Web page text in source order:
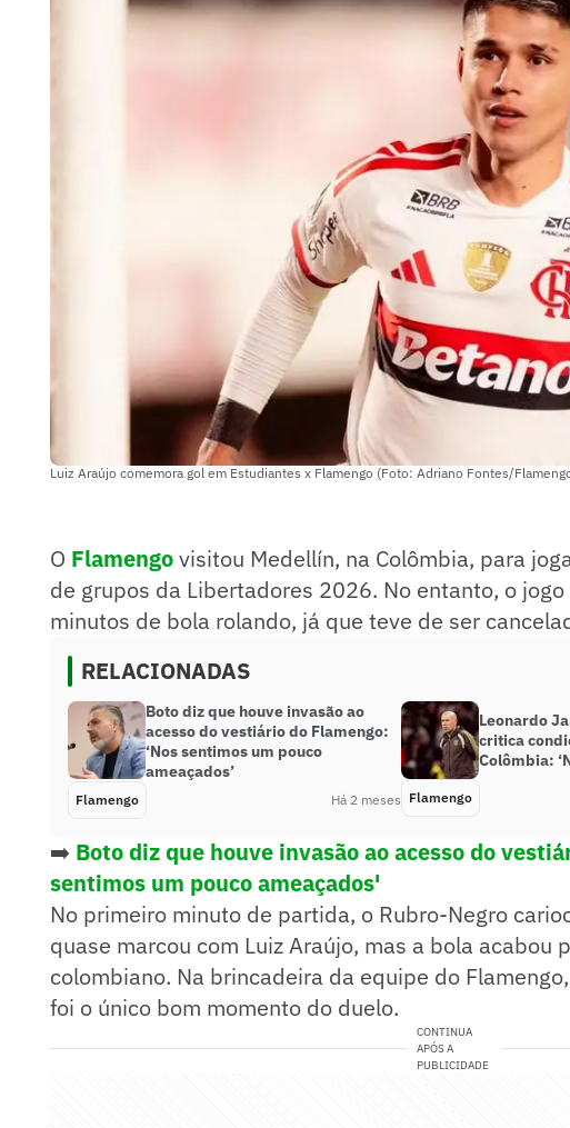
Luiz Araújo comemora gol em Estudiantes x Flamengo (Foto: Adriano Fontes/
O Flamengovisitou Medellín, na Colômbia, para
de grupos da Libertadores 2026. No entanto, o
minutos de bola rolando, já que teve de ser
RELACIONADAS
Boto diz que houve invasão ao
acesso do vestiário do Flamengo:
‘Nos sentimos um pouco
ameaçados’
Flamengo Há 2 meses
Leonardo
critica
Colômbia:
Flamengo
➡️ Boto diz que houve invasão ao acesso do
sentimos um pouco ameaçados'
No primeiro minuto de partida, o Rubro-Negro
quase marcou com Luiz Araújo, mas a bola acabou
colombiano. Na brincadeira da equipe do
foi o único bom momento do duelo.
CONTINUA
APÓS A
PUBLICIDADE